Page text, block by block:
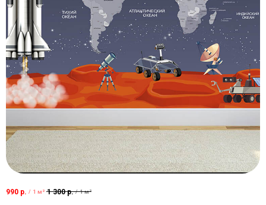
990 р. / 1 м² 1 300 р. / 1 м²